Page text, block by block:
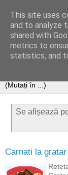
Se afișează
Carnati la gratar
This site uses
and to analyze
shared with
metrics to
statistics, and